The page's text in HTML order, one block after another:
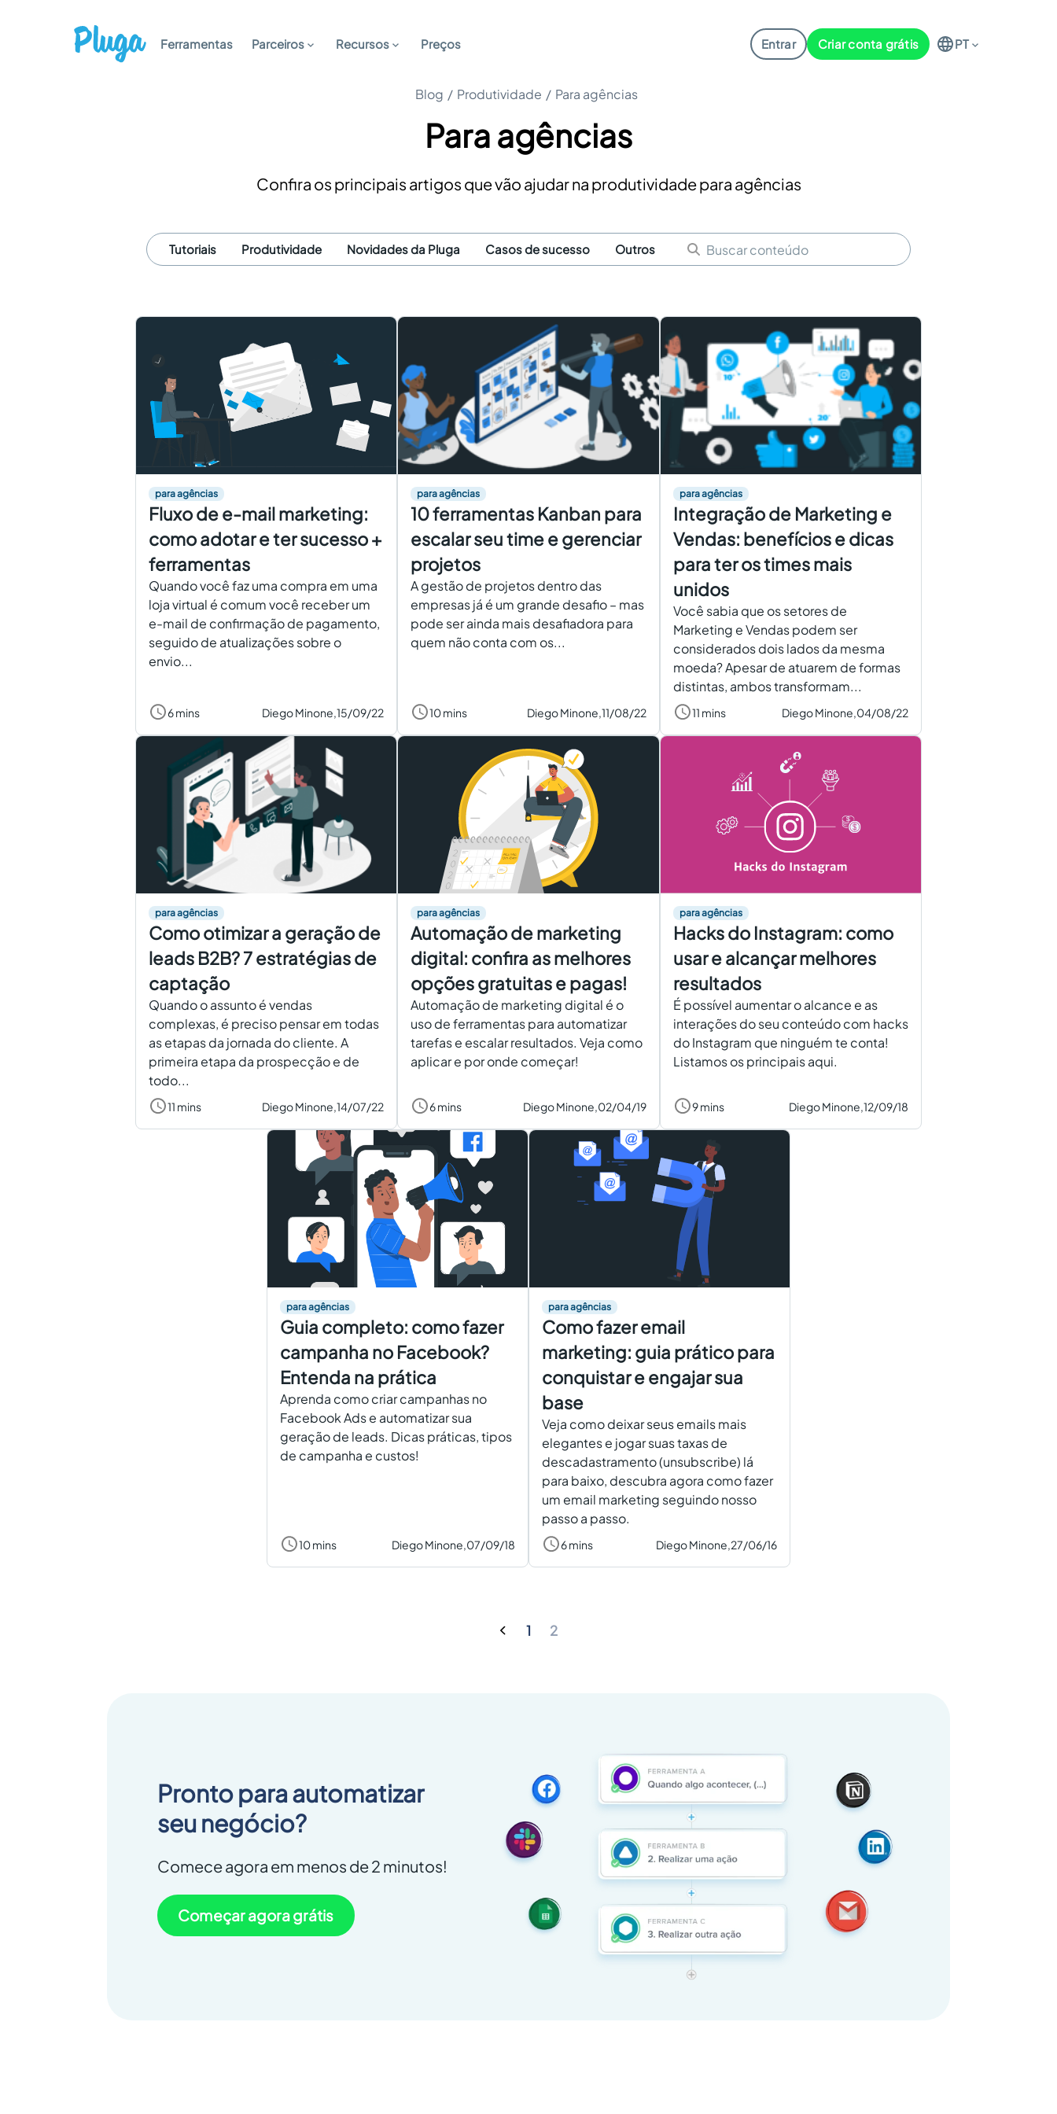
Ferramentas Parceiros Recursos Preços Entrar Criar conta grátis PT
Blog / Produtividade / Para agências
Para agências
Confira os principais artigos que vão ajudar na produtividade para agências
Tutoriais Produtividade Novidades da Pluga Casos de sucesso Outros
para agências
Fluxo de e-mail marketing:
como adotar e ter sucesso +
ferramentas
Quando você faz uma compra em uma
loja virtual é comum você receber um
e-mail de confirmação de pagamento,
seguido de atualizações sobre o
envio...
6 mins Diego Minone,15/09/22
para agências
10 ferramentas Kanban para
escalar seu time e gerenciar
projetos
A gestão de projetos dentro das
empresas já é um grande desafio – mas
pode ser ainda mais desafiadora para
quem não conta com os...
10 mins Diego Minone, 11/08/22
para agências
Integração de Marketing e
Vendas: benefícios e dicas
para ter os times mais
unidos
Você sabia que os setores de
Marketing e Vendas podem ser
considerados dois lados da mesma
moeda? Apesar de atuarem de formas
distintas, ambos transformam...
11 mins Diego Minone, 04/08/22
para agências
Como otimizar a geração de
leads B2B? 7 estratégias de
captação
Quando o assunto é vendas
complexas, é preciso pensar em todas
as etapas da jornada do cliente. A
primeira etapa da prospecção e de
todo...
11 mins Diego Minone,14/07/22
para agências
Automação de marketing
digital: confira as melhores
opções gratuitas e pagas!
Automação de marketing digital é o
uso de ferramentas para automatizar
tarefas e escalar resultados. Veja como
aplicar e por onde começar!
6 mins Diego Minone, 02/04/19
para agências
Hacks do Instagram: como
usar e alcançar melhores
resultados
É possível aumentar o alcance e as
interações do seu conteúdo com hacks
do Instagram que ninguém te conta!
Listamos os principais aqui.
9 mins Diego Minone, 12/09/18
para agências
Guia completo: como fazer
campanha no Facebook?
Entenda na prática
Aprenda como criar campanhas no
Facebook Ads e automatizar sua
geração de leads. Dicas práticas, tipos
de campanha e custos!
10 mins Diego Minone, 07/09/18
para agências
Como fazer email
marketing: guia prático para
conquistar e engajar sua
base
Veja como deixar seus emails mais
elegantes e jogar suas taxas de
descadastramento (unsubscribe) lá
para baixo, descubra agora como fazer
um email marketing seguindo nosso
passo a passo.
6 mins Diego Minone, 27/06/16
1 2
Pronto para automatizar
seu negócio?
Comece agora em menos de 2 minutos!
Começar agora grátis